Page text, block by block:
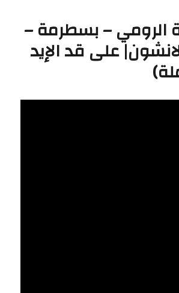
الرومي – بسطرمة –
على قد الإيد